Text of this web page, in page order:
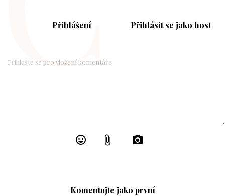
Přihlášení Přihlásit se jako host
Komentujte jako první